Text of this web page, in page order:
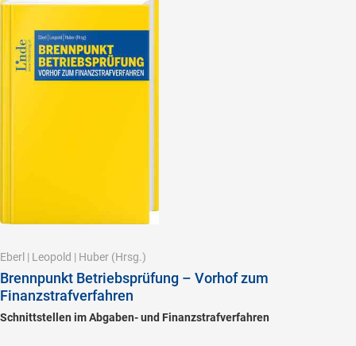
Eberl | Leopold | Huber (Hrsg.)
Brennpunkt Betriebsprüfung – Vorhof zum
Finanzstrafverfahren
Schnittstellen im Abgaben- und Finanzstrafverfahren